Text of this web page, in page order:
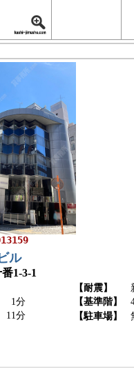
ル
1-3-1
1分
11分
【耐震】
【基準階】
【駐車場】